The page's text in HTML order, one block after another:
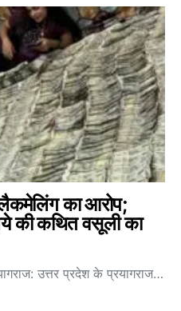
का आरोप;
की कथित वसूली का
उत्तर प्रदेश के प्रयागराज…